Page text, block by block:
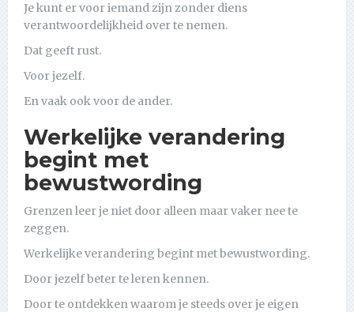
Je kunt er voor iemand zijn zonder diens
verantwoordelijkheid over te nemen.
Dat geeft rust.
Voor jezelf.
En vaak ook voor de ander.
Werkelijke verandering
begint met
bewustwording
Grenzen leer je niet door alleen maar vaker nee te
zeggen.
Werkelijke verandering begint met bewustwording.
Door jezelf beter te leren kennen.
Door te ontdekken waarom je steeds over je eigen